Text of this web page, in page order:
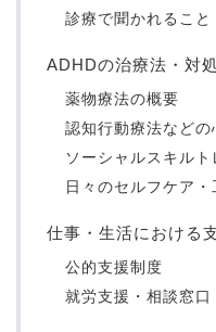
診療で聞かれること
ADHDの治療法・対
薬物療法の概要
認知行動療法などの
ソーシャルスキルト
日々のセルフケア・
仕事・生活における
公的支援制度
就労支援・相談窓口